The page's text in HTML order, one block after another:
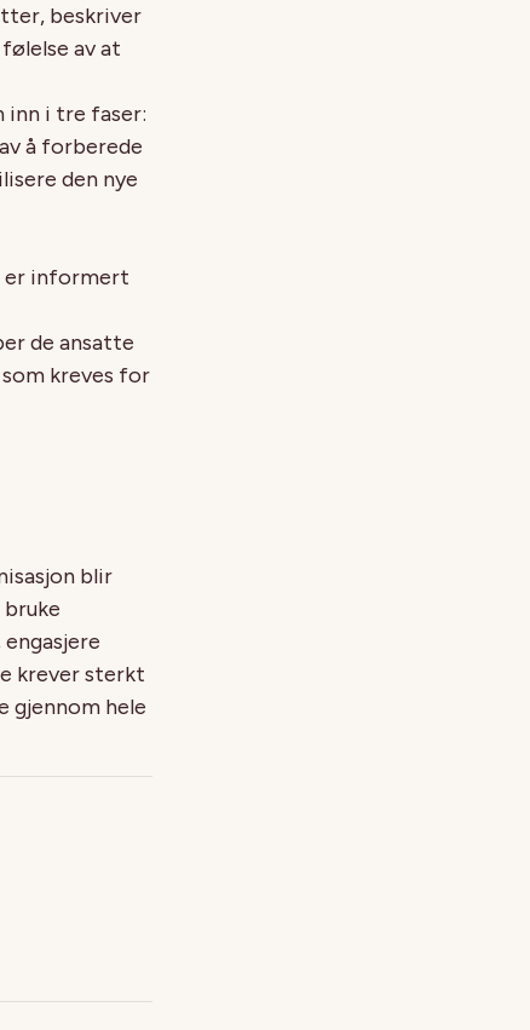
beskriver
av at
inn i tre faser:
å forberede
den nye
er informert
de ansatte
kreves for
blir
krever sterkt
gjennom hele